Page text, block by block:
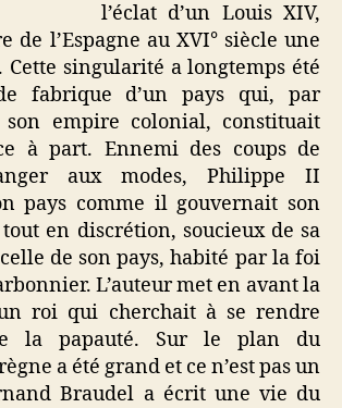
l’éclat d’un Louis XIV,
de l’Espagne au XVI° siècle une
singularité a longtemps été
fabrique d’un pays qui, par
son empire colonial, constituait
à part. Ennemi des coups de
aux modes, Philippe II
pays comme il gouvernait son
en discrétion, soucieux de sa
de son pays, habité par la foi
L’auteur met en avant la
roi qui cherchait à se rendre
la papauté. Sur le plan du
a été grand et ce n’est pas un
Braudel a écrit une vie du